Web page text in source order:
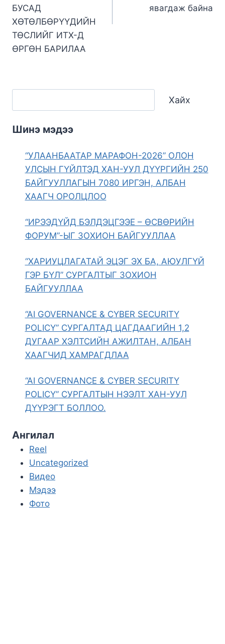
БУСАД
ХӨТӨЛБӨРҮҮДИЙН
ТӨСЛИЙГ ИТХ-Д
ӨРГӨН БАРИЛАА
явагдаж байна
Хайх
Шинэ мэдээ
“УЛААНБААТАР МАРАФОН-2026” ОЛОН
УЛСЫН ГҮЙЛТЭД ХАН-УУЛ ДҮҮРГИЙН 250
БАЙГУУЛЛАГЫН 7080 ИРГЭН, АЛБАН
ХААГЧ ОРОЛЦЛОО
“ИРЭЭДҮЙД БЭЛДЭЦГЭЭЕ – ӨСВӨРИЙН
ФОРУМ”-ЫГ ЗОХИОН БАЙГУУЛЛАА
“ХАРИУЦЛАГАТАЙ ЭЦЭГ ЭХ БА, АЮУЛГҮЙ
ГЭР БҮЛ” СУРГАЛТЫГ ЗОХИОН
БАЙГУУЛЛАА
“AI GOVERNANCE & CYBER SECURITY
POLICY” СУРГАЛТАД ЦАГДААГИЙН 1,2
ДУГААР ХЭЛТСИЙН АЖИЛТАН, АЛБАН
ХААГЧИД ХАМРАГДЛАА
“AI GOVERNANCE & CYBER SECURITY
POLICY” СУРГАЛТЫН НЭЭЛТ ХАН-УУЛ
ДҮҮРЭГТ БОЛЛОО.
Ангилал
Reel
Uncategorized
Видео
Мэдээ
Фото